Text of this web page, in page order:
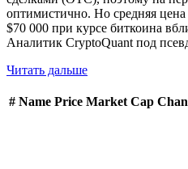
оптимистично. Но средняя цена
$70 000 при курсе биткоина
Аналитик CryptoQuant под
Читать дальше
# Name Price Market Cap